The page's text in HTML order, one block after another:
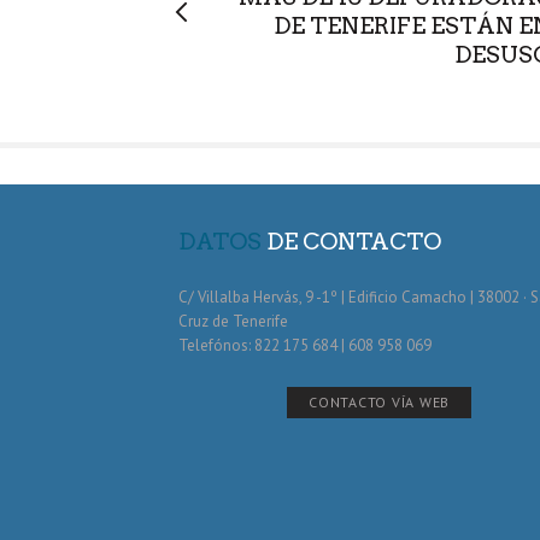
DE TENERIFE ESTÁN
DATOS DE CONTACTO
C/ Villalba Hervás, 9 -1º | Edificio Camacho | 38002 ·
Cruz de Tenerife
Telefónos: 822 175 684 | 608 958 069
CONTACTO VÍA WEB